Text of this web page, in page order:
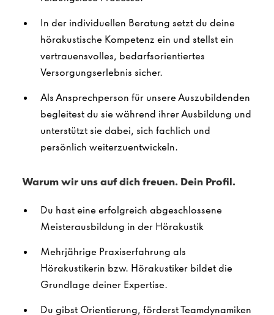
In der individuellen Beratung setzt du deine
hörakustische Kompetenz ein und stellst ein
vertrauensvolles, bedarfsorientiertes
Versorgungserlebnis sicher.
Als Ansprechperson für unsere Auszubildenden
begleitest du sie während ihrer Ausbildung und
unterstützt sie dabei, sich fachlich und
persönlich weiterzuentwickeln.
Warum wir uns auf dich freuen. Dein Profil.
Du hast eine erfolgreich abgeschlossene
Meisterausbildung in der Hörakustik
Mehrjährige Praxiserfahrung als
Hörakustikerin bzw. Hörakustiker bildet die
Grundlage deiner Expertise.
Du gibst Orientierung, förderst Teamdynamiken